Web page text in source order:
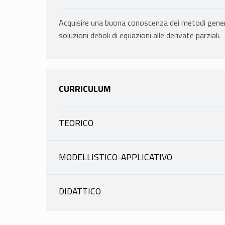
Acquisire una buona conoscenza dei metodi
soluzioni deboli di equazioni alle derivate parziali.
CURRICULUM
TEORICO
scheda docente
MODELLISTICO-APPLICATIVO
DIDATTICO